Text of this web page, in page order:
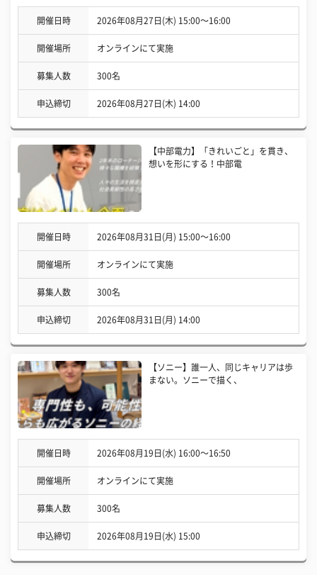
開催日時 2026年08月27日(木) 15:00〜16:00
開催場所 オンラインにて実施
募集人数 300名
申込締切 2026年08月27日(木) 14:00
【中部電力】「きれいごと」を貫き、
想いを形にする！中部電
開催日時 2026年08月31日(月) 15:00〜16:00
開催場所 オンラインにて実施
募集人数 300名
申込締切 2026年08月31日(月) 14:00
【ソニー】誰一人、同じキャリアは歩
まない。ソニーで描く、
開催日時 2026年08月19日(水) 16:00〜16:50
開催場所 オンラインにて実施
募集人数 300名
申込締切 2026年08月19日(水) 15:00